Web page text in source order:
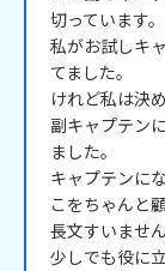
切っています。
私がお試しキ
てました。
けれど私は決
副キャプテン
ました。
キャプテンに
こをちゃんと
長文すいません
少しでも役に